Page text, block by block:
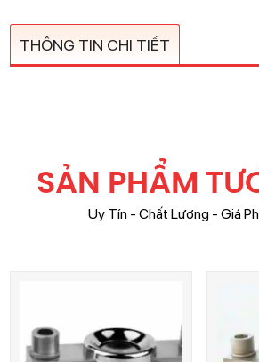
THÔNG TIN CHI TIẾT
SẢN PHẨM
Uy Tín - Chất Lượng - Giá